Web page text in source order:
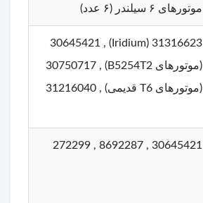
موتورهای ۶ سیلندر (۶ عدد)
31316623 (Iridium) , 30645421
(موتورهای B5254T2) , 30750717
(موتورهای T6 قدیمی) , 31216040
30645421 , 8692287 , 272299